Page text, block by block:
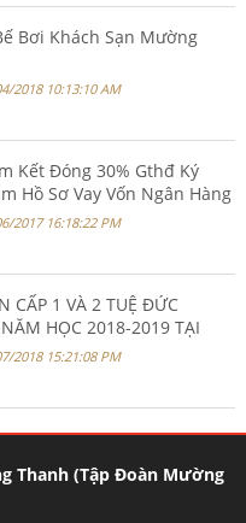
Bơi Khách Sạn Mường
2018 10:13:10 AM
Kết Đóng 30% Gthđ Ký
Hồ Sơ Vay Vốn Ngân Hàng
2017 16:18:22 PM
CẤP 1 VÀ 2 TUỆ ĐỨC
HỌC 2018-2019 TẠI
HÀ HÀ ĐÔNG.
2018 15:21:08 PM
Thanh (Tập Đoàn Mường